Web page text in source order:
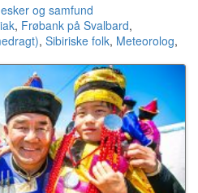
og samfund
, Frøbank på Svalbard,
, Sibiriske folk, Meteorolog,